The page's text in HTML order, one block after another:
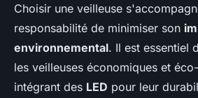
Choisir une veilleuse
responsabilité de minimiser son
environnemental. Il est essentiel
les veilleuses économiques et
intégrant des LED pour leur